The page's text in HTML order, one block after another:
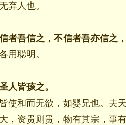
无弃人也。
者吾信之，不信者吾亦信之
用聪明。
人皆孩之。
皆使和而无欲，如婴兄也。夫
大，资贵则贵，物有其宗，事